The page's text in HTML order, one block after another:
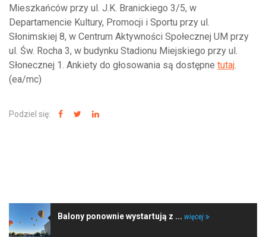
Mieszkańców przy ul. J.K. Branickiego 3/5, w
Departamencie Kultury, Promocji i Sportu przy ul.
Słonimskiej 8, w Centrum Aktywności Społecznej UM przy
ul. Św. Rocha 3, w budynku Stadionu Miejskiego przy ul.
Słonecznej 1. Ankiety do głosowania są dostępne tutaj
(ea/mc)
Podziel się:
Balony ponownie wystartują z ... więcej